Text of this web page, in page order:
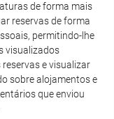
de forma mais
reservas de forma
permitindo-lhe
visualizados
e visualizar
sobre alojamentos e
que enviou